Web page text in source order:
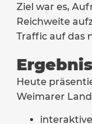
Ziel war es,
Reichweite
Traffic auf das
Ergebnis
Heute
Weimarer